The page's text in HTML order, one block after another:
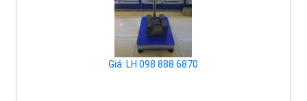
Giá: LH 098 888 6870